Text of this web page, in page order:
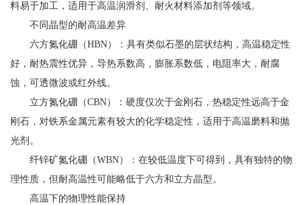
料易于加工，适用于高温润滑剂、耐火材料添加剂等领域。
不同晶型的耐高温差异
六方氮化硼（HBN）：具有类似石墨的层状结构，高温稳定性
好，耐热震性优异，导热系数高，膨胀系数低，电阻率大，耐腐
蚀，可透微波或红外线。
立方氮化硼（CBN）：硬度仅次于金刚石，热稳定性远高于金
刚石，对铁系金属元素有较大的化学稳定性，适用于高温磨料和抛
光剂。
纤锌矿氮化硼（WBN）：在较低温度下可得到，具有独特的物
理性质，但耐高温性可能略低于六方和立方晶型。
高温下的物理性能保持